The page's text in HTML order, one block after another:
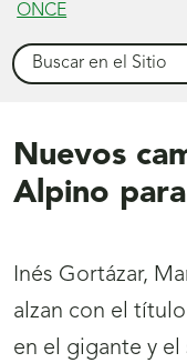
Buscar
Nuevos
Alpino
Inés Gortázar,
alzan con el
en el gigante y el